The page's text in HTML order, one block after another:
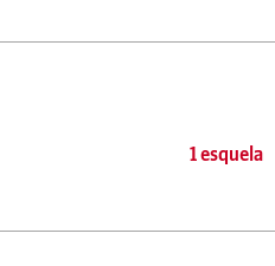
1 esquela